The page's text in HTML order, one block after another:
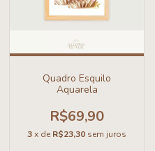
Quadro Esquilo
Aquarela
R$69,90
3x de R$23,30 sem juros